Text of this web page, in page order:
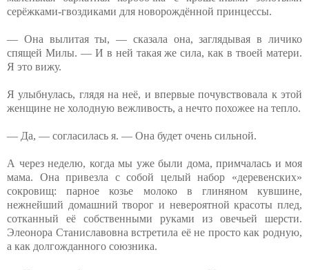
серёжками-гвоздиками для новорождённой принцессы.
— Она вылитая ты, — сказала она, заглядывая в личико
спящей Милы. — И в ней такая же сила, как в твоей матери.
Я это вижу.
Я улыбнулась, глядя на неё, и впервые почувствовала к этой
женщине не холодную вежливость, а нечто похожее на тепло.
— Да, — согласилась я. — Она будет очень сильной.
А через неделю, когда мы уже были дома, примчалась и моя
мама. Она привезла с собой целый набор «деревенских»
сокровищ: парное козье молоко в глиняном кувшине,
нежнейший домашний творог и невероятной красоты плед,
сотканный её собственными руками из овечьей шерсти.
Элеонора Станиславовна встретила её не просто как родную,
а как долгожданного союзника.